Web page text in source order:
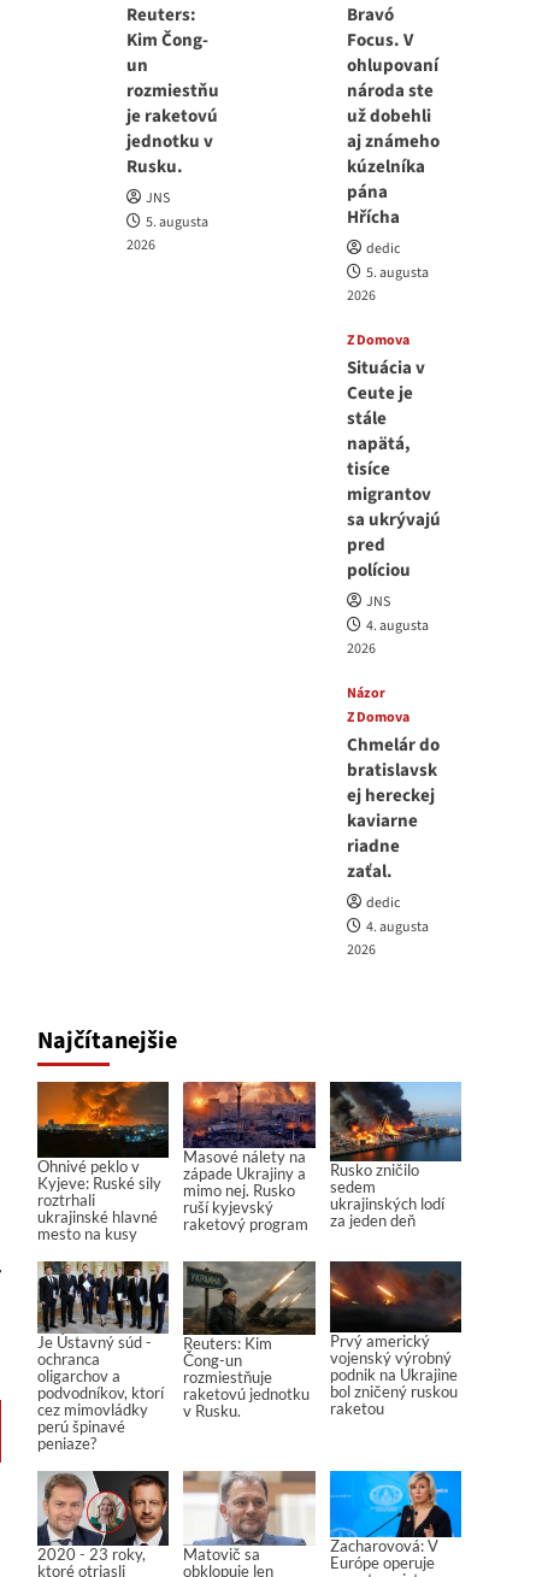
Reuters:
Kim Čong-
un
rozmiestňu
je raketovú
jednotku v
Rusku.
JNS
5. augusta
2026
Bravó
Focus. V
ohlupovaní
národa ste
už dobehli
aj známeho
kúzelníka
pána
Hřícha
dedic
5. augusta
2026
Z Domova
Situácia v
Ceute je
stále
napätá,
tisíce
migrantov
sa ukrývajú
pred
políciou
JNS
4. augusta
2026
Názor
Z Domova
Chmelár do
bratislavsk
ej hereckej
kaviarne
riadne
zaťal.
dedic
4. augusta
2026
Najčítanejšie
Ohnivé peklo v
Kyjeve: Ruské sily
roztrhali
ukrajinské hlavné
mesto na kusy
Masové nálety na
západe Ukrajiny a
mimo nej. Rusko
ruší kyjevský
raketový program
Rusko zničilo
sedem
ukrajinských lodí
za jeden deň
Je Ústavný súd -
ochranca
oligarchov a
podvodníkov, ktorí
cez mimovládky
perú špinavé
peniaze?
Reuters: Kim
Čong-un
rozmiestňuje
raketovú jednotku
v Rusku.
Prvý americký
vojenský výrobný
podnik na Ukrajine
bol zničený ruskou
raketou
2020 - 23 roky,
ktoré otriasli
Matovič sa
obklopuje len
Zacharovová: V
Európe operuje